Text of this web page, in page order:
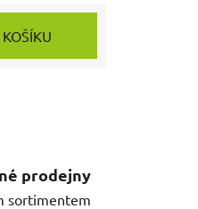
prodejny
sortimentem